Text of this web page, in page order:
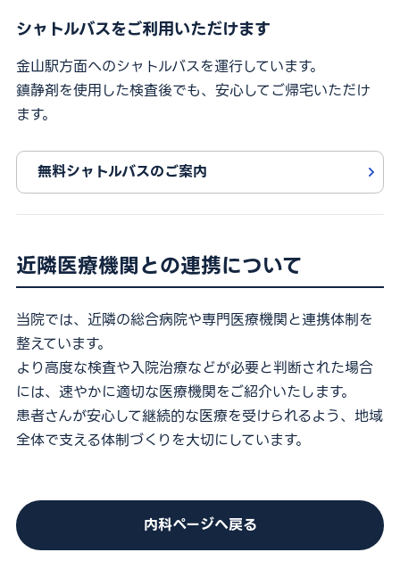
シャトルバスをご利用いただけます
金山駅方面へのシャトルバスを運行しています。
鎮静剤を使用した検査後でも、安心してご帰宅いただけ
ます。
無料シャトルバスのご案内
近隣医療機関との連携について
当院では、近隣の総合病院や専門医療機関と連携体制を
整えています。
より高度な検査や入院治療などが必要と判断された場合
には、速やかに適切な医療機関をご紹介いたします。
患者さんが安心して継続的な医療を受けられるよう、地域
全体で支える体制づくりを大切にしています。
内科ページへ戻る